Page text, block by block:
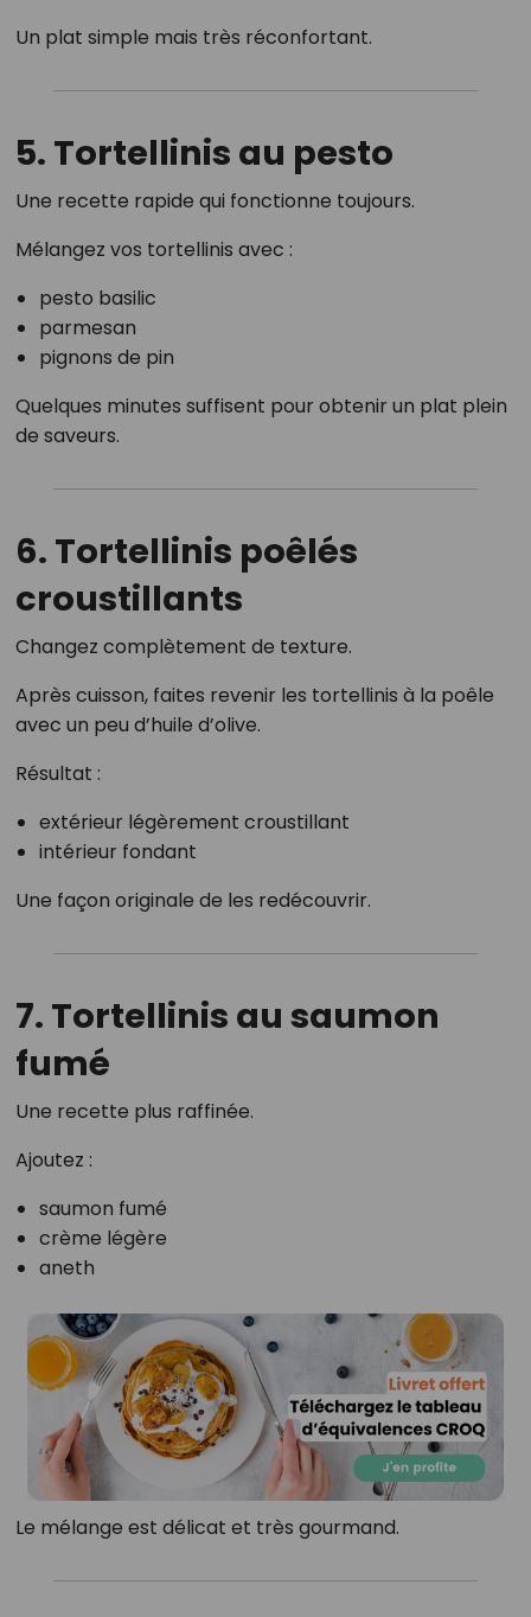
Un plat simple mais très réconfortant.
5. Tortellinis au pesto
Une recette rapide qui fonctionne toujours.
Mélangez vos tortellinis avec :
pesto basilic
parmesan
pignons de pin
Quelques minutes suffisent pour obtenir un plat plein
de saveurs.
6. Tortellinis poêlés
croustillants
Changez complètement de texture.
Après cuisson, faites revenir les tortellinis à la poêle
avec un peu d’huile d’olive.
Résultat :
extérieur légèrement croustillant
intérieur fondant
Une façon originale de les redécouvrir.
7. Tortellinis au saumon
fumé
Une recette plus raffinée.
Ajoutez :
saumon fumé
crème légère
aneth
Le mélange est délicat et très gourmand.